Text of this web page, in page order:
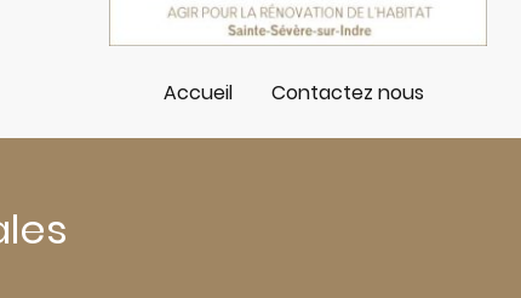
Accueil Contactez nous